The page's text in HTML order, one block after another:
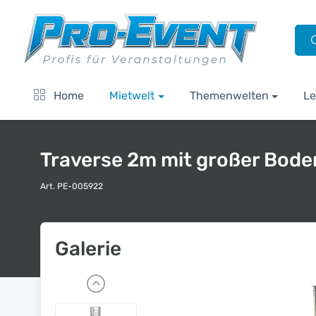
Home Mietwelt Themenwelten
Traverse 2m mit großer
Art. PE-005922
Galerie
P
r